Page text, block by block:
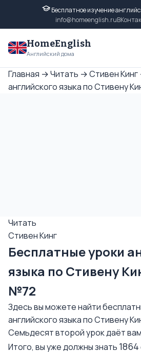
Бесплатное изучение
info@homeenglish.ru
HomeEnglish
Английский дома
Главная →Читать →Стивен Кинг
английского языка по Стивену
Читать
Стивен Кинг
Бесплатные уроки
языка по Стивену
№72
Здесь вы можете найти
английского языка по Стивену
Семьдесят второй урок даёт
Итого, вы уже должны знать 1864